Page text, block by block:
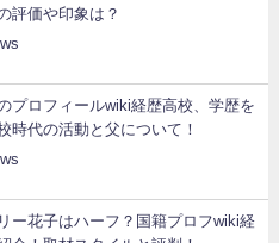
評価や印象は？
プロフィールwiki経歴高校、学歴を
時代の活動と父について！
ー花子はハーフ？国籍プロフwiki経